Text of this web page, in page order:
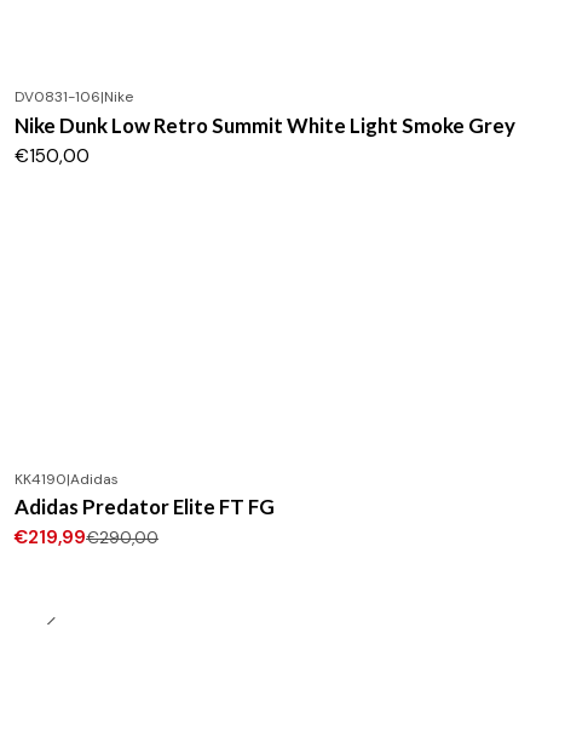
DV0831-106|Nike
Nike Dunk Low Retro Summit White Light Smoke Grey
€150,00
-24%DESCONTO
Novo
KK4190|Adidas
Adidas Predator Elite FT FG
€219,99€290,00